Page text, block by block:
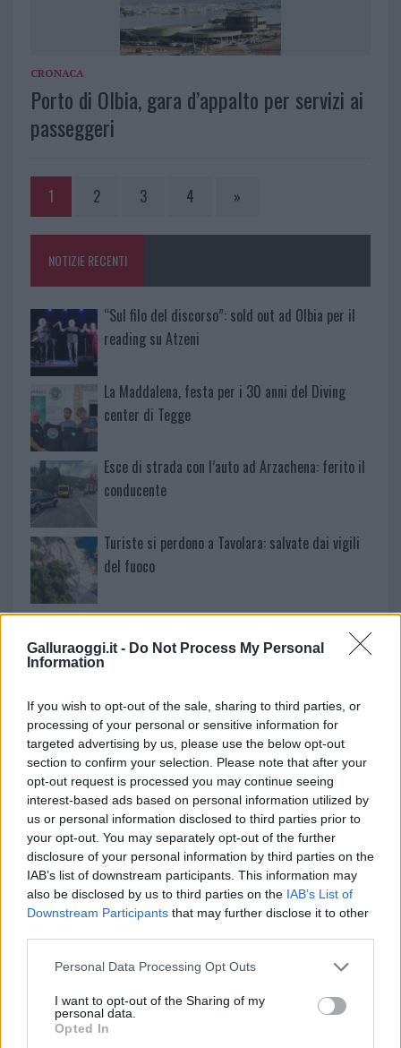
Galluraoggi.it - Do Not Process My Personal
Information
If you wish to opt-out of the sale, sharing to third parties, or
processing of your personal or sensitive information for
targeted advertising by us, please use the below opt-out
section to confirm your selection. Please note that after your
opt-out request is processed you may continue seeing
interest-based ads based on personal information utilized by
us or personal information disclosed to third parties prior to
your opt-out. You may separately opt-out of the further
disclosure of your personal information by third parties on the
IAB’s list of downstream participants. This information may
also be disclosed by us to third parties on the IAB’s List of
Downstream Participants that may further disclose it to other
Please note that this website/app uses one or more Google
not limited to your visit or usage behaviour. You may click to
grant or deny consent to Google and its third-party tags to
use your data for below specified purposes in below Google
Personal Data Processing Opt Outs
I want to opt-out of the Sharing of my
personal data.
Opted In
CRONACA
Porto di Olbia, gara d’appalto per servizi ai
passeggeri
1 2 3 4 »
NOTIZIE RECENTI
“Sul filo del discorso”: sold out ad Olbia per il
reading su Atzeni
La Maddalena, festa per i 30 anni del Diving
center di Tegge
Esce di strada con l’auto ad Arzachena: ferito il
conducente
Turiste si perdono a Tavolara: salvate dai vigili
del fuoco
Meteo Olbia 6 agosto, migliora il tempo in
Gallura
persone: due bimbi tra i feriti
Red Valley Festival, musica no-stop a Olbia fino
alle 5